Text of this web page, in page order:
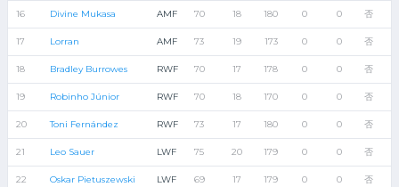
16 Divine Mukasa AMF 70 18 180 0 0 否
17 Lorran AMF 73 19 173 0 0 否
18 Bradley Burrowes RWF 70 17 178 0 0 否
19 Robinho Júnior RWF 70 18 170 0 0 否
20 Toni Fernández RWF 73 17 180 0 0 否
21 Leo Sauer LWF 75 20 179 0 0 否
22 Oskar Pietuszewski LWF 69 17 179 0 0 否